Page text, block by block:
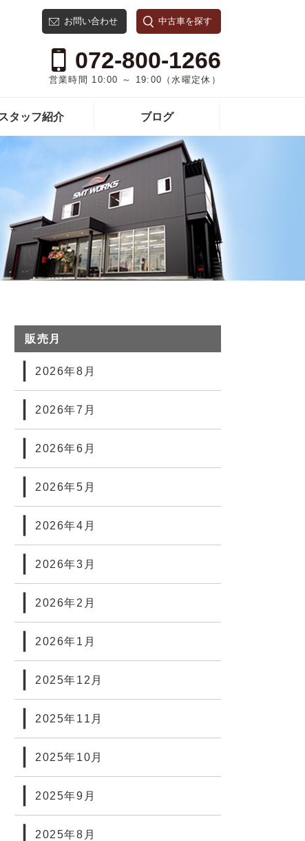
お問い合わせ 中古車を探す
072-800-1266
営業時間 10:00 ～ 19:00（水曜定休）
スタッフ紹介 ブログ
販売月
2026年8月
2026年7月
2026年6月
2026年5月
2026年4月
2026年3月
2026年2月
2026年1月
2025年12月
2025年11月
2025年10月
2025年9月
2025年8月